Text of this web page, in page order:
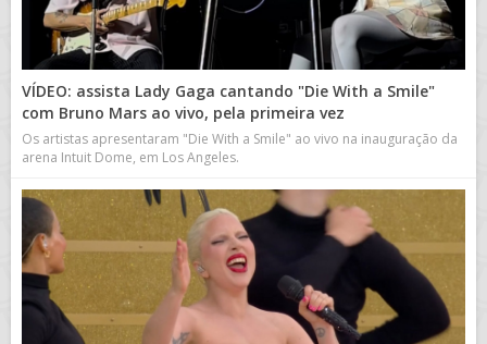
VÍDEO: assista Lady Gaga cantando "Die With a Smile"
com Bruno Mars ao vivo, pela primeira vez
Os artistas apresentaram "Die With a Smile" ao vivo na inauguração da
arena Intuit Dome, em Los Angeles.